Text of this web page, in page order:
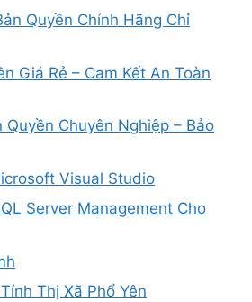
Quyền Chính Hãng Chỉ
Giá Rẻ – Cam Kết An Toàn
Quyền Chuyên Nghiệp – Bảo
Visual Studio
Server Management Cho
Thị Xã Phổ Yên